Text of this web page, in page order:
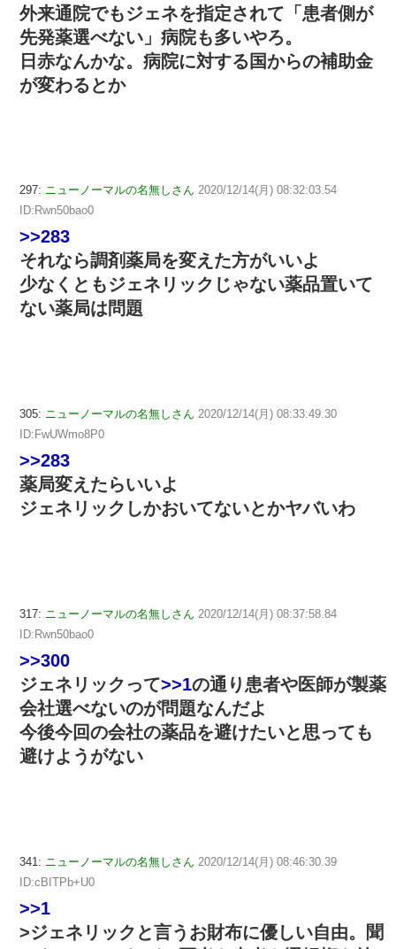
外来通院でもジェネを指定されて「患者側が
先発薬選べない」病院も多いやろ。
日赤なんかな。病院に対する国からの補助金
が変わるとか
297: ニューノーマルの名無しさん 2020/12/14(月) 08:32:03.54
ID:Rwn50bao0
>>283
それなら調剤薬局を変えた方がいいよ
少なくともジェネリックじゃない薬品置いて
ない薬局は問題
305: ニューノーマルの名無しさん 2020/12/14(月) 08:33:49.30
ID:FwUWmo8P0
>>283
薬局変えたらいいよ
ジェネリックしかおいてないとかヤバいわ
317: ニューノーマルの名無しさん 2020/12/14(月) 08:37:58.84
ID:Rwn50bao0
>>300
ジェネリックって>>1の通り患者や医師が製薬
会社選べないのが問題なんだよ
今後今回の会社の薬品を避けたいと思っても
避けようがない
341: ニューノーマルの名無しさん 2020/12/14(月) 08:46:30.39
ID:cBITPb+U0
>>1
>ジェネリックと言うお財布に優しい自由。聞